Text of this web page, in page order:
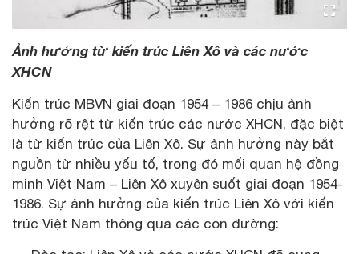
Ảnh hưởng từ kiến trúc Liên Xô và các nước
XHCN
Kiến trúc MBVN giai đoạn 1954 – 1986 chịu ảnh
hưởng rõ rệt từ kiến trúc các nước XHCN, đặc biệt
là từ kiến trúc của Liên Xô. Sự ảnh hưởng này bắt
nguồn từ nhiều yếu tố, trong đó mối quan hệ đồng
minh Việt Nam – Liên Xô xuyên suốt giai đoạn 1954-
1986. Sự ảnh hưởng của kiến trúc Liên Xô với kiến
trúc Việt Nam thông qua các con đường: